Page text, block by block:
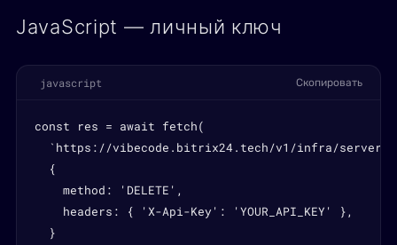
JavaScript — личный ключ
javascript Скопировать
const res = await fetch(
`https://vibecode.bitrix24.tech/v1/infra/
  {
    method: 'DELETE',
    headers: { 'X-Api-Key': 'YOUR_API_KEY' },
  }